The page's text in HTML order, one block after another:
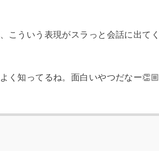
こういう表現がスラっと会話に出てく
く知ってるね。面白いやつだなー👏🏼